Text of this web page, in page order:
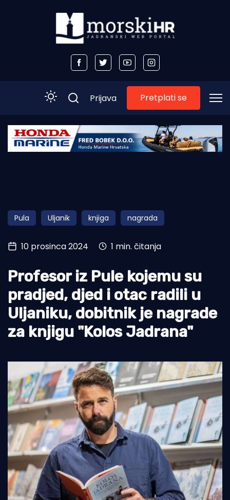
Početna
Obala
Otoci
Turizam i nautika
Pomorstvo
Ribolov
Ekologija
Tradicija i kultura
Prijava Pretplati se
Pula Uljanik knjiga nagrada
10 prosinca 2024 1 min. čitanja
Profesor iz Pule kojemu su
pradjed, djed i otac radili u
Uljaniku, dobitnik je nagrade
za knjigu "Kolos Jadrana"